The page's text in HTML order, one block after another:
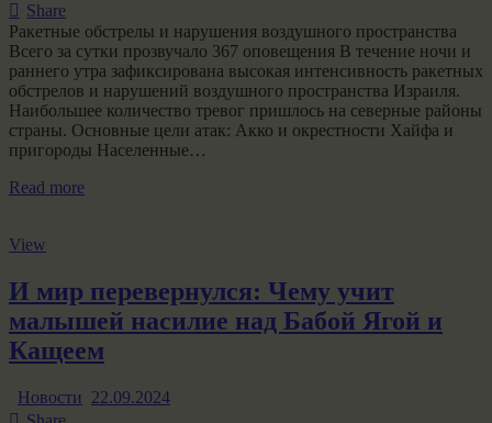
Share
Ракетные обстрелы и нарушения воздушного пространства
Всего​ за сутки прозвучало 367 оповещения В течение ночи и
раннего утра зафиксирована высокая интенсивность ракетных
обстрелов и нарушений воздушного пространства Израиля.
Наибольшее количество тревог пришлось на северные районы
страны. Основные цели атак: Акко и окрестности Хайфа и
пригороды Населенные…
Read more
View
И мир перевернулся: Чему учит
малышей насилие над Бабой Ягой и
Кащеем
Новости 22.09.2024